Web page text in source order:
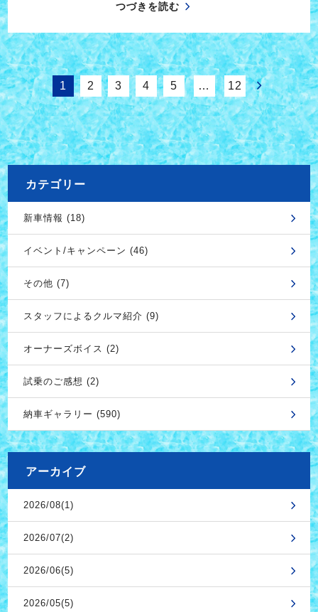
つづきを読む
1 2 3 4 5 … 12
カテゴリー
新車情報 (18)
イベント/キャンペーン (46)
その他 (7)
スタッフによるクルマ紹介 (9)
オーナーズボイス (2)
試乗のご感想 (2)
納車ギャラリー (590)
アーカイブ
2026/08(1)
2026/07(2)
2026/06(5)
2026/05(5)